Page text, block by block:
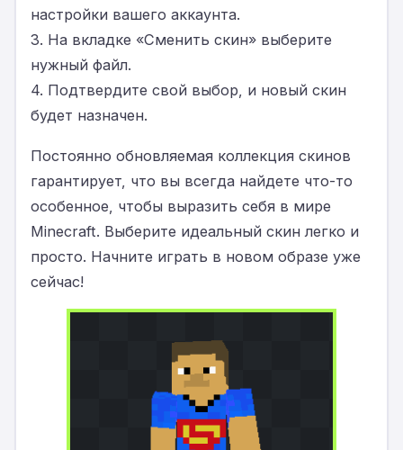
настройки вашего аккаунта.
3. На вкладке «Сменить скин» выберите
нужный файл.
4. Подтвердите свой выбор, и новый скин
будет назначен.
Постоянно обновляемая коллекция скинов
гарантирует, что вы всегда найдете что-то
особенное, чтобы выразить себя в мире
Minecraft. Выберите идеальный скин легко и
просто. Начните играть в новом образе уже
сейчас!